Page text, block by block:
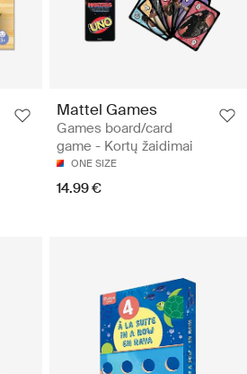
Mattel Games
Games board/card
game - Kortų žaidimai
ONE SIZE
14.99 €